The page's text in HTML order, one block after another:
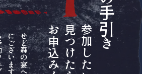
手引
き